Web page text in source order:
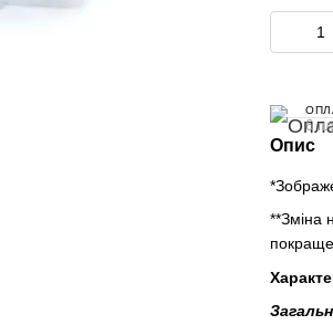
6
Опис
**Зміна